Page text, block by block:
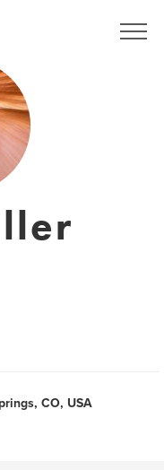
CO, USA